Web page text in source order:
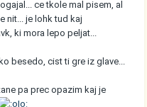
ce tkole mal pisem, al
nit... je lohk tud kaj
ki mora lepo peljat...
besedo, cist ti gre iz glave...
pa prec opazim kaj je